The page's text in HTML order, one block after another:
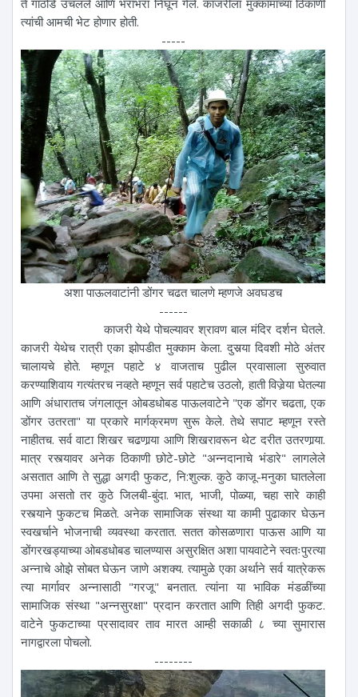
ते गाठोडे उचलले आणि भराभरा निघून गेले. काजरीला मुक्कामाच्या ठिकाणी
त्यांची आमची भेट होणार होती.
-----
अशा पाऊलवाटांनी डोंगर चढत चालणे म्हणजे अवघडच
------
काजरी येथे पोचल्यावर श्रावण बाल मंदिर दर्शन घेतले.
काजरी येथेच रात्री एका झोपडीत मुक्काम केला. दुसर्‍या दिवशी मोठे अंतर
चालायचे होते. म्हणून पहाटे ४ वाजताच पुढील प्रवासाला सुरुवात
करण्याशिवाय गत्यंतरच नव्हते म्हणून सर्व पहाटेच उठलो, हाती विजेर्‍या घेतल्या
आणि अंधारातच जंगलातून ओबडधोबड पाऊलवाटेने "एक डोंगर चढता, एक
डोंगर उतरता" या प्रकारे मार्गक्रमण सुरू केले. तेथे सपाट म्हणून रस्ते
नाहीतच. सर्व वाटा शिखर चढणार्‍या आणि शिखरावरून थेट दरीत उतरणार्‍या.
मात्र रस्त्यावर अनेक ठिकाणी छोटे-छोटे "अन्नदानाचे भंडारे" लागलेले
असतात आणि ते सुद्धा अगदी फुकट, नि:शुल्क. कुठे काजू-मनुका घातलेला
उपमा असतो तर कुठे जिलबी-बुंदा. भात, भाजी, पोळ्या, चहा सारे काही
रस्त्याने फुकटच मिळते. अनेक सामाजिक संस्था या कामी पुढाकार घेऊन
स्वखर्चाने भोजनाची व्यवस्था करतात. सतत कोसळणारा पाऊस आणि या
डोंगरखड्याच्या ओबडधोबड चालण्यास असुरक्षित अशा पायवाटेने स्वतःपुरत्या
अन्नाचे ओझे सोबत घेऊन जाणे अशक्य. त्यामुळे एका अर्थाने सर्व यात्रेकरू
त्या मार्गावर अन्नासाठी "गरजू" बनतात. त्यांना या भाविक मंडळींच्या
सामाजिक संस्था "अन्नसुरक्षा" प्रदान करतात आणि तिही अगदी फुकट.
वाटेने फुकटाच्या प्रसादावर ताव मारत आम्ही सकाळी ८ च्या सुमारास
नागद्वारला पोचलो.
--------